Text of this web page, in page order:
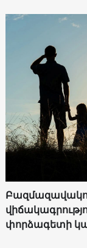
փորձագետի